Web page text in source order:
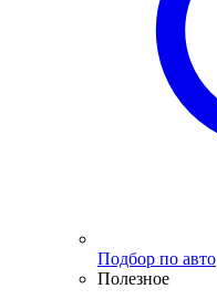
Подбор по авто
Полезное